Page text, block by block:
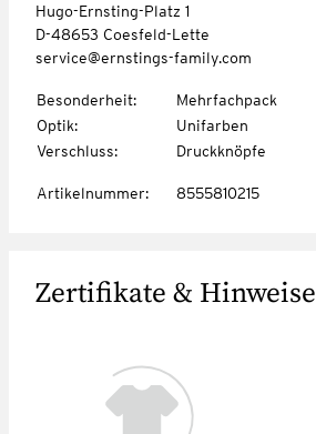
Hugo-Ernsting-Platz 1
D-48653 Coesfeld-Lette
service@ernstings-family.com
Besonderheit:
Mehrfachpack
Optik:
Unifarben
Verschluss: Druckknöpfe
Artikelnummer: 8555810215
Zertifikate & Hinweise